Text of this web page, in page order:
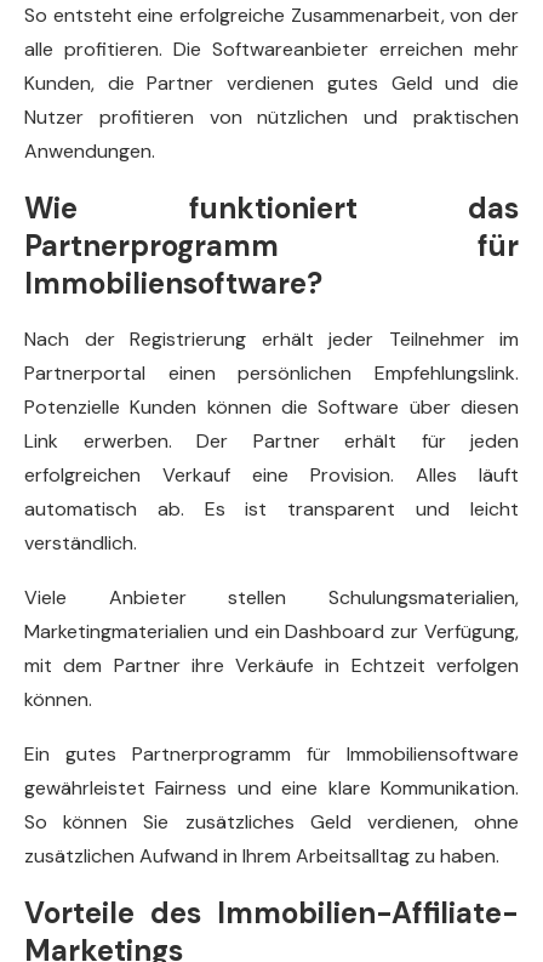
So entsteht eine erfolgreiche Zusammenarbeit, von der
alle profitieren. Die Softwareanbieter erreichen mehr
Kunden, die Partner verdienen gutes Geld und die
Nutzer profitieren von nützlichen und praktischen
Anwendungen.
Wie funktioniert das
Partnerprogramm für
Immobiliensoftware?
Nach der Registrierung erhält jeder Teilnehmer im
Partnerportal einen persönlichen Empfehlungslink.
Potenzielle Kunden können die Software über diesen
Link erwerben. Der Partner erhält für jeden
erfolgreichen Verkauf eine Provision. Alles läuft
automatisch ab. Es ist transparent und leicht
verständlich.
Viele Anbieter stellen Schulungsmaterialien,
Marketingmaterialien und ein Dashboard zur Verfügung,
mit dem Partner ihre Verkäufe in Echtzeit verfolgen
können.
Ein gutes Partnerprogramm für Immobiliensoftware
gewährleistet Fairness und eine klare Kommunikation.
So können Sie zusätzliches Geld verdienen, ohne
zusätzlichen Aufwand in Ihrem Arbeitsalltag zu haben.
Vorteile des Immobilien-Affiliate-
Marketings